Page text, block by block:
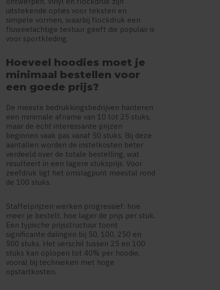
uitstekende opties voor teksten en
simpele vormen, waarbij flockdruk een
fluweelachtige textuur geeft die populair is
voor sportkleding.
Hoeveel hoodies moet je
minimaal bestellen voor
een goede prijs?
De meeste bedrukkingsbedrijven hanteren
een minimale afname van 10 tot 25 stuks,
maar de echt interessante prijzen
beginnen vaak pas vanaf 50 stuks. Bij deze
aantallen worden de instelkosten beter
verdeeld over de totale bestelling, wat
resulteert in een lagere stuksprijs. Voor
zeefdruk ligt het omslagpunt meestal rond
de 100 stuks.
Staffelprijzen werken progressief: hoe
meer je bestelt, hoe lager de prijs per stuk.
Een typische prijsstructuur toont
significante dalingen bij 50, 100, 250 en
500 stuks. Het verschil tussen 25 en 100
stuks kan oplopen tot 40% per hoodie,
vooral bij technieken met hoge
opstartkosten.